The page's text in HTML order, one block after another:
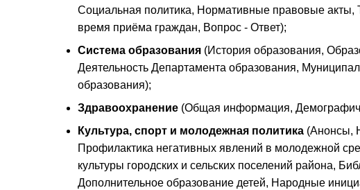
Социальная политика, Нормативные правовые
время приёма граждан, Вопрос - Ответ);
Система образования (История образования,
Деятельность Департамента образования,
образования);
Здравоохранение (Общая информация,
Культура, спорт и молодежная политика (Анонсы,
Профилактика негативных явлений в молодежной
культуры городских и сельских поселений района,
Дополнительное образование детей, Народные